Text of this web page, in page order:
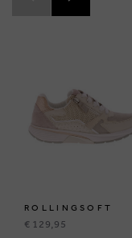
ROLLINGSOFT
€ 129,95